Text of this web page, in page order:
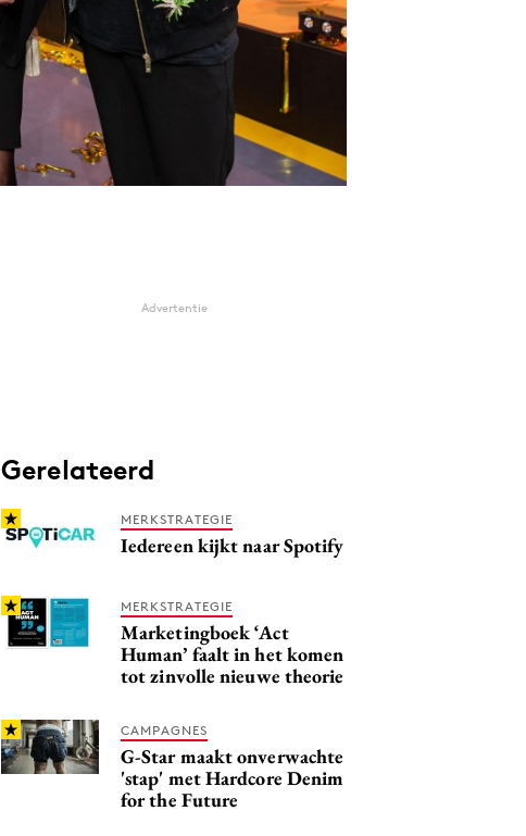
Advertentie
Gerelateerd
MERKSTRATEGIE
Iedereen kijkt naar Spotify
MERKSTRATEGIE
Marketingboek ‘Act
Human’ faalt in het komen
tot zinvolle nieuwe theorie
CAMPAGNES
G-Star maakt onverwachte
'stap' met Hardcore Denim
for the Future